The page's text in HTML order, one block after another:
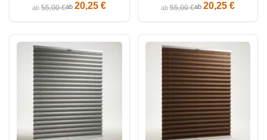
ab55,00 €ab20,25 € ab55,00 €ab 20,25 €